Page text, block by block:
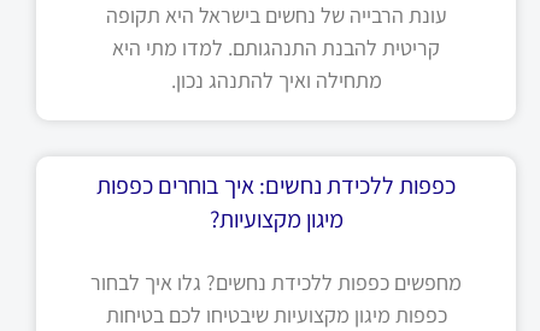
עונת הרבייה של נחשים בישראל היא תקופה
קריטית להבנת התנהגותם. למדו מתי היא
מתחילה ואיך להתנהג נכון.
כפפות ללכידת נחשים: איך בוחרים כפפות
מיגון מקצועיות?
מחפשים כפפות ללכידת נחשים? גלו איך לבחור
כפפות מיגון מקצועיות שיבטיחו לכם בטיחות